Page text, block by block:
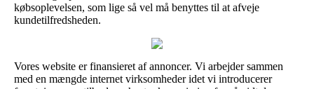
købsoplevelsen, som lige så vel må benyttes til at afveje
kundetilfredsheden.
Vores website er finansieret af annoncer. Vi arbejder sammen
med en mængde internet virksomheder idet vi introducerer